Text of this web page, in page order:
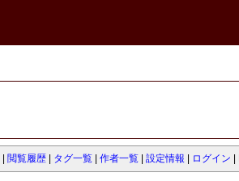
閲覧履歴 タグ一覧 作者一覧 設定情報 ログイン